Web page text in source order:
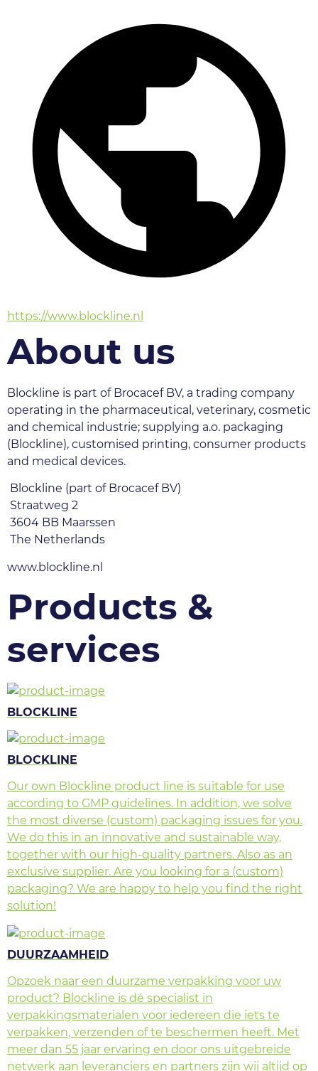
https://www.blockline.nl
About us
Blockline is part of Brocacef BV, a trading company
operating in the pharmaceutical, veterinary, cosmetic
and chemical industrie; supplying a.o. packaging
(Blockline), customised printing, consumer products
and medical devices.
Blockline (part of Brocacef BV)
Straatweg 2
3604 BB Maarssen
The Netherlands
www.blockline.nl
Products &
services
BLOCKLINE
BLOCKLINE
Our own Blockline product line is suitable for use
according to GMP guidelines. In addition, we solve
the most diverse (custom) packaging issues for you.
We do this in an innovative and sustainable way,
together with our high-quality partners. Also as an
exclusive supplier. Are you looking for a (custom)
packaging? We are happy to help you find the right
solution!
DUURZAAMHEID
Opzoek naar een duurzame verpakking voor uw
product? Blockline is dé specialist in
verpakkingsmaterialen voor iedereen die iets te
verpakken, verzenden of te beschermen heeft. Met
meer dan 55 jaar ervaring en door ons uitgebreide
netwerk aan leveranciers en partners zijn wij altijd op